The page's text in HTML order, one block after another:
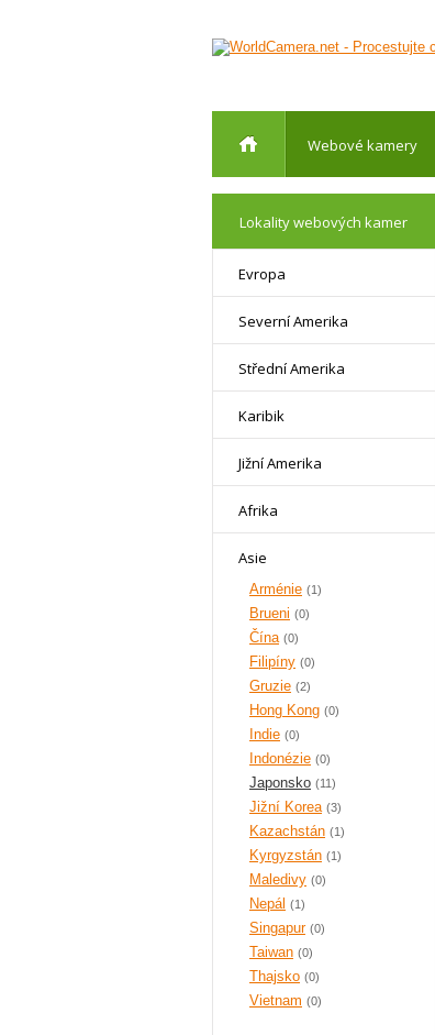
Webové kamery
Lokality webových kamer
Evropa
Severní Amerika
Střední Amerika
Karibik
Jižní Amerika
Afrika
Asie
Arménie (1)
Brueni (0)
Čína (0)
Filipíny (0)
Gruzie (2)
Hong Kong (0)
Indie (0)
Indonézie (0)
Japonsko (11)
Jižní Korea (3)
Kazachstán (1)
Kyrgyzstán (1)
Maledivy (0)
Nepál (1)
Singapur (0)
Taiwan (0)
Thajsko (0)
Vietnam (0)